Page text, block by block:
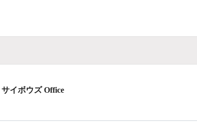
イボウズ Office